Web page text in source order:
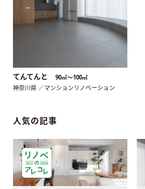
てんてんと 90㎡〜100㎡
神奈川県 ／マンションリノベーション
人気の記事